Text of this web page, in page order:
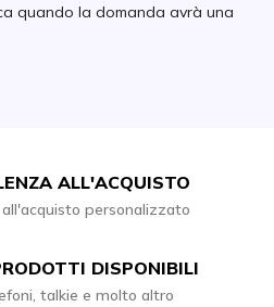
quando la domanda avrà una
ALL'ACQUISTO
personalizzato
DISPONIBILI
talkie e molto altro